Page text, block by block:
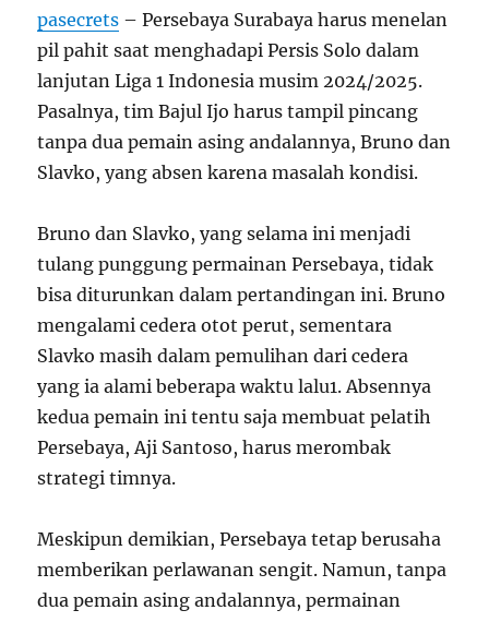
pasecrets – Persebaya Surabaya harus menelan
pil pahit saat menghadapi Persis Solo dalam
lanjutan Liga 1 Indonesia musim 2024/2025.
Pasalnya, tim Bajul Ijo harus tampil pincang
tanpa dua pemain asing andalannya, Bruno dan
Slavko, yang absen karena masalah kondisi.
Bruno dan Slavko, yang selama ini menjadi
tulang punggung permainan Persebaya, tidak
bisa diturunkan dalam pertandingan ini. Bruno
mengalami cedera otot perut, sementara
Slavko masih dalam pemulihan dari cedera
yang ia alami beberapa waktu lalu1. Absennya
kedua pemain ini tentu saja membuat pelatih
Persebaya, Aji Santoso, harus merombak
strategi timnya.
Meskipun demikian, Persebaya tetap berusaha
memberikan perlawanan sengit. Namun, tanpa
dua pemain asing andalannya, permainan